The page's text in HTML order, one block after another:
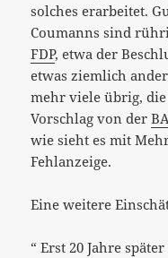
solches erarbeitet.
Coumanns sind
FDP, etwa der
etwas ziemlich
mehr viele übrig,
Vorschlag von der
wie sieht es mit
Fehlanzeige.
Eine weitere
“ Erst 20 Jahre